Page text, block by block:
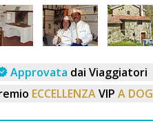
Approvata dai Viaggiatori
ECCELLENZAVIP A DOG